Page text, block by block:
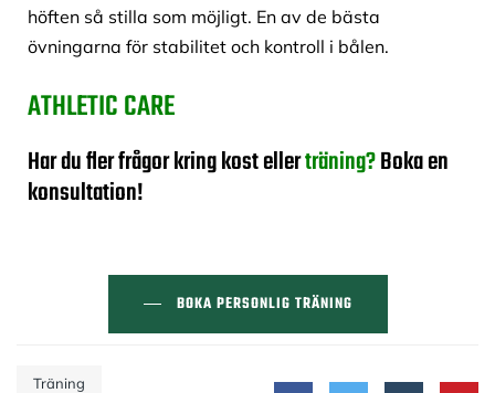
höften så stilla som möjligt. En av de bästa
övningarna för stabilitet och kontroll i bålen.
ATHLETIC CARE
Har du fler frågor kring kost ellerträning?Boka en
konsultation!
BOKA PERSONLIG TRÄNING
Träning